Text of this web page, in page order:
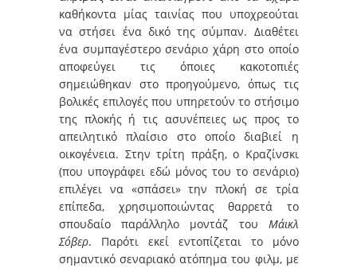
καθήκοντα μίας ταινίας που υποχρεούται
να στήσει ένα δικό της σύμπαν. Διαθέτει
ένα συμπαγέστερο σενάριο χάρη στο οποίο
αποφεύγει τις όποιες κακοτοπιές
σημειώθηκαν στο προηγούμενο, όπως τις
βολικές επιλογές που υπηρετούν το στήσιμο
της πλοκής ή τις ασυνέπειες ως προς το
απειλητικό πλαίσιο στο οποίο διαβιεί η
οικογένεια. Στην τρίτη πράξη, ο Κραζίνσκι
(που υπογράφει εδώ μόνος του το σενάριο)
επιλέγει να «σπάσει» την πλοκή σε τρία
επίπεδα, χρησιμοποιώντας θαρρετά το
σπουδαίο παράλληλο μοντάζ του Μάικλ
Σόβερ. Παρότι εκεί εντοπίζεται το μόνο
σημαντικό σεναριακό ατόπημα του φιλμ, με